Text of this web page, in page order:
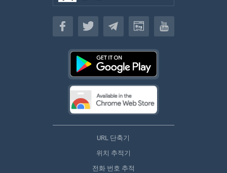
한국인
URL 단축기
위치 추적기
전화 번호 추적